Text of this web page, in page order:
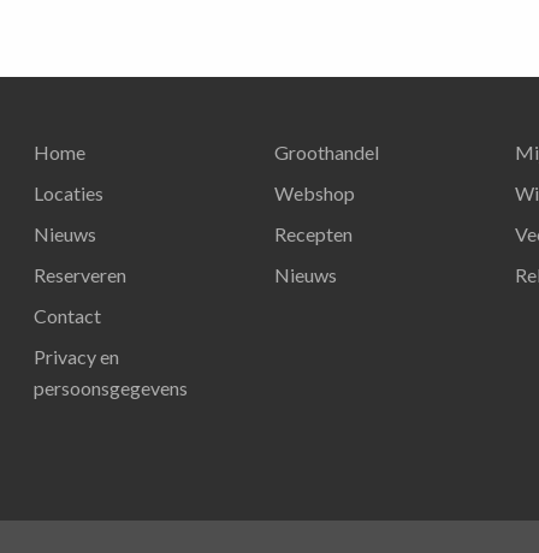
Home
Locaties
Nieuws
Reserveren
Contact
Privacy en
persoonsgegevens
Groothandel
Webshop
Recepten
Nieuws